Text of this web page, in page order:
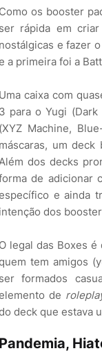
Como os booster
ser rápida em
nostálgicas e fazer
a primeira foi a
Uma caixa com
3 para o Yugi (Dark
(XYZ Machine,
máscaras, um
Além dos decks
de adicionar
e ainda
intenção dos
O legal das Boxes
tem amigos
ser formados
de
deck que estava
Pandemia,